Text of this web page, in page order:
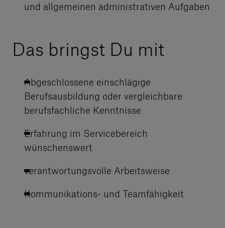
und allgemeinen administrativen Aufgaben
Das bringst Du mit
Abgeschlossene einschlägige
Berufsausbildung oder vergleichbare
berufsfachliche Kenntnisse
Erfahrung im Servicebereich
wünschenswert
verantwortungsvolle Arbeitsweise
Kommunikations- und Teamfähigkeit